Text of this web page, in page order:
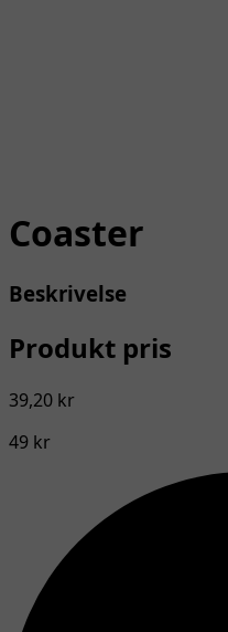
Coaster
Beskrivelse
Produkt pris
39,20 kr
49 kr